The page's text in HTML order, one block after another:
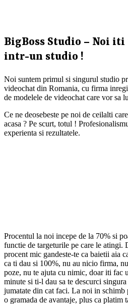
BigBoss Studio – Noi
intr-un studio !
Noi suntem primul si singurul studio
videochat din Romania, cu firma
de modelele de videochat care vor sa
Ce ne deosebeste pe noi de ceilalti
acasa ? Pe scurt, totul !
experienta si rezultatele.
Procentul la noi incepe de la 70% si
functie de targeturile pe care le atingi.
procent mic gandeste-te ca baietii aia
ca ti dau si 100%, nu au nicio firma,
poze, nu te ajuta cu nimic, doar iti fac
minute si ti-l dau sa te descurci
jumatate din cat faci. La noi in schimb
o gramada de avantaje, plus ca platim